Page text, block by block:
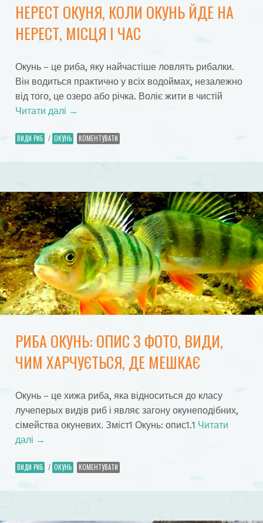
НЕРЕСТ ОКУНЯ, КОЛИ ОКУНЬ ЙДЕ НА
НЕРЕСТ, МІСЦЯ І ЧАС
Окунь – це риба, яку найчастіше ловлять рибалки.
Він водиться практично у всіх водоймах, незалежно
від того, це озеро або річка. Воліє жити в чистій
Читати далі →
ВИДИ РИБ / ОКУНЬ КОМЕНТУВАТИ
РИБА ОКУНЬ: ОПИС З ФОТО, ВИДИ,
ЧИМ ХАРЧУЄТЬСЯ, ДЕ МЕШКАЄ
Окунь – це хижа риба, яка відноситься до класу
лучеперых видів риб і являє загону окунеподібних,
сімейства окуневих. Зміст1 Окунь: опис1.1 Читати
далі →
ВИДИ РИБ / ОКУНЬ КОМЕНТУВАТИ